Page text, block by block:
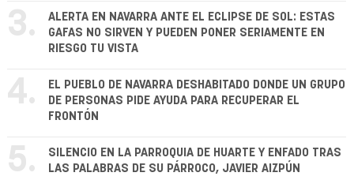
3.
ALERTA EN NAVARRA ANTE EL ECLIPSE DE SOL: ESTAS
GAFAS NO SIRVEN Y PUEDEN PONER SERIAMENTE EN
RIESGO TU VISTA
4.
EL PUEBLO DE NAVARRA DESHABITADO DONDE UN GRUPO
DE PERSONAS PIDE AYUDA PARA RECUPERAR EL
FRONTÓN
5.
SILENCIO EN LA PARROQUIA DE HUARTE Y ENFADO TRAS
LAS PALABRAS DE SU PÁRROCO, JAVIER AIZPÚN